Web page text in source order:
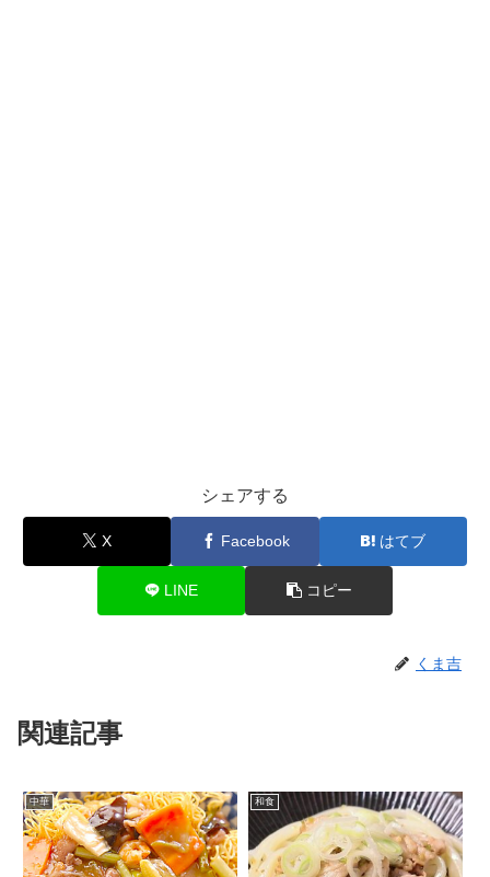
シェアする
X Facebook はてブ
LINE コピー
くま吉
関連記事
中華 和食